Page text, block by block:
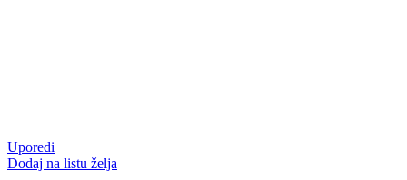
Uporedi
Dodaj na listu želja